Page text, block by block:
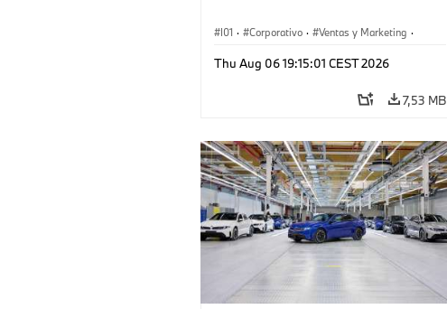
I01 · Corporativo · Ventas y Marketing ·
Thu Aug 06 19:15:01 CEST 2026
7,53 MB